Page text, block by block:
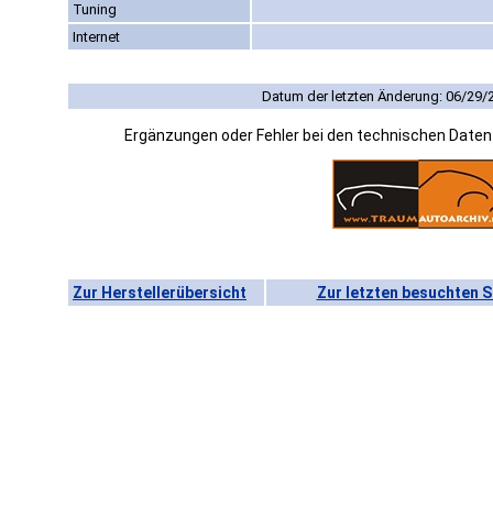
Tuning
Internet
Datum der letzten Änderung: 06/29/
Ergänzungen oder Fehler bei den technischen
Zur Herstellerübersicht Zur letzten besuchten